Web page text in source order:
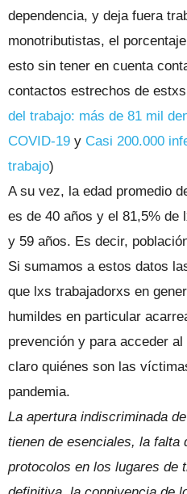
dependencia, y deja fuera
monotributistas, el
esto sin tener en cuenta
contactos estrechos de
del trabajo: más de 81 mil
COVID-19 y Casi 200.000
trabajo)
A su vez, la edad promedio
es de 40 años y el 81,5% de
y 59 años. Es decir,
Si sumamos a estos datos
que lxs trabajadorxs en
humildes en particular
prevención y para acceder
claro quiénes son las
pandemia.
La apertura indiscriminada
tienen de esenciales, la falta
protocolos en los lugares de